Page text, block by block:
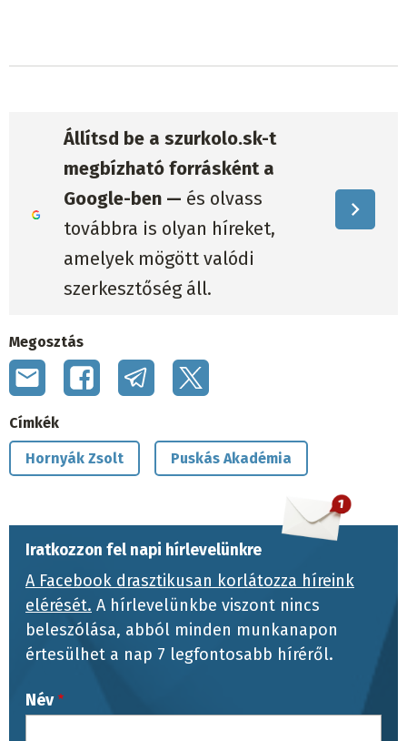
Állítsd be a szurkolo.sk-t
megbízható forrásként a
Google-ben — és olvass
továbbra is olyan híreket,
amelyek mögött valódi
szerkesztőség áll.
Megosztás
Címkék
Hornyák Zsolt Puskás Akadémia
Iratkozzon fel napi hírlevelünkre
A Facebook drasztikusan korlátozza híreink
elérését. A hírlevelünkbe viszont nincs
beleszólása, abból minden munkanapon
értesülhet a nap 7 legfontosabb híréről.
Név